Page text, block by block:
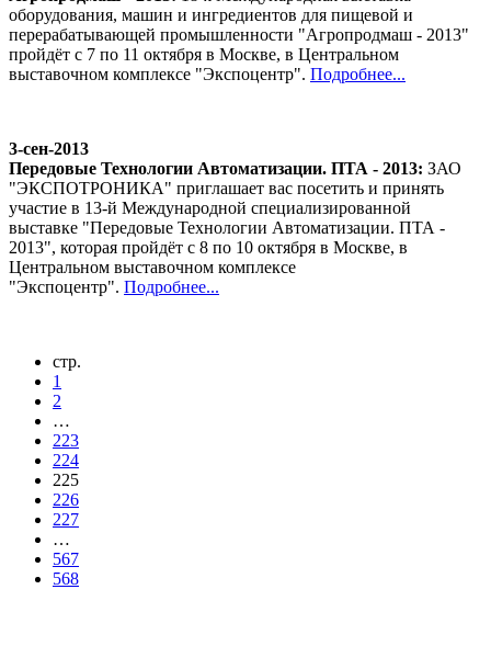
оборудования, машин и ингредиентов для пищевой и
перерабатывающей промышленности "Агропродмаш - 2013"
пройдёт с 7 по 11 октября в Москве, в Центральном
выставочном комплексе "Экспоцентр". Подробнее...
3-сен-2013
Передовые Технологии Автоматизации. ПТА - 2013: ЗАО
"ЭКСПОТРОНИКА" приглашает вас посетить и принять
участие в 13-й Международной специализированной
выставке "Передовые Технологии Автоматизации. ПТА -
2013", которая пройдёт с 8 по 10 октября в Москве, в
Центральном выставочном комплексе
"Экспоцентр". Подробнее...
стр.
1
2
…
223
224
225
226
227
…
567
568